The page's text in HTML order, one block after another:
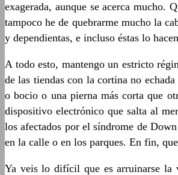
exagerada, aunque se acerca mucho.
tampoco he de quebrarme mucho la
y dependientas, e incluso éstas lo
A todo esto, mantengo un estricto
de las tiendas con la cortina no
o bocio o una pierna más corta que
dispositivo electrónico que salta al
los afectados por el síndrome de
en la calle o en los parques. En fin,
Ya veis lo difícil que es arruinarse la